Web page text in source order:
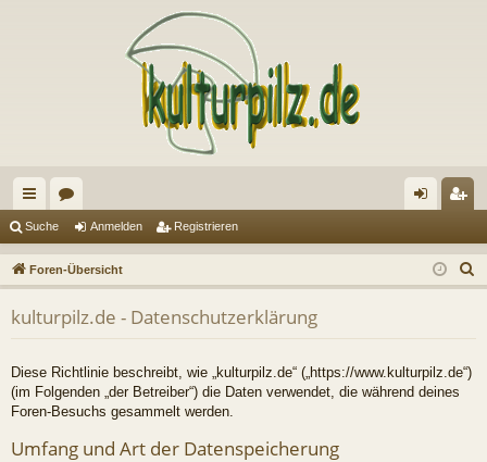
ch
ne
llz
ug
en m
el
ist
rie
Suche Anmelden Registrieren
Foren-Übersicht
u
kulturpilz.de - Datenschutzerklärung
Diese Richtlinie beschreibt, wie „kulturpilz.de“ („https://www.kulturpilz.de“)
(im Folgenden „der Betreiber“) die Daten verwendet, die während deines
Foren-Besuchs gesammelt werden.
Umfang und Art der Datenspeicherung